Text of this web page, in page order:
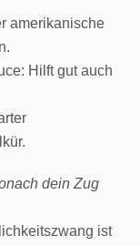
amerikanische
Hilft gut auch
dein Zug
ist